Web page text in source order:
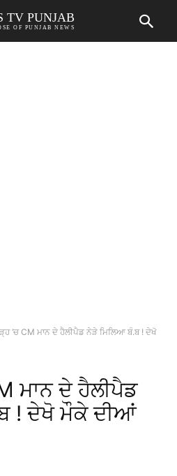
TV PUNJAB
OF PUNJAB NEWS
‘ਚ CM ਮਾਨ ਦੇ ਹੈਲੀਪੈਡ ਨੇੜੇ ਮਿਲਿਆ ਬੰ.ਬ ! ਦੇਖੋ
ਮਾਨ ਦੇ ਹੈਲੀਪੈਡ
! ਦੇਖੋ ਮੌਕੇ ਦੀਆਂ